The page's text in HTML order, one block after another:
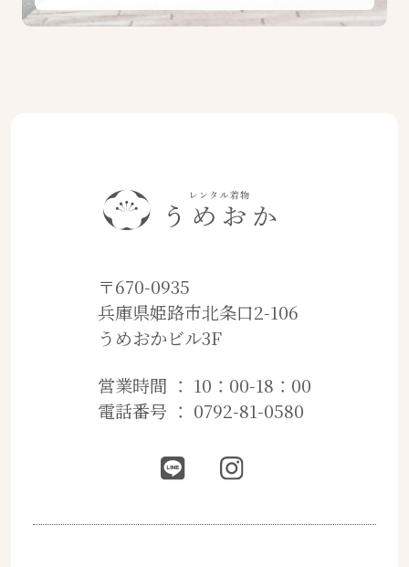
〒670-0935
兵庫県姫路市北条口2-106
うめおかビル3F
営業時間 ： 10：00-18：00
電話番号 ： 0792-81-0580